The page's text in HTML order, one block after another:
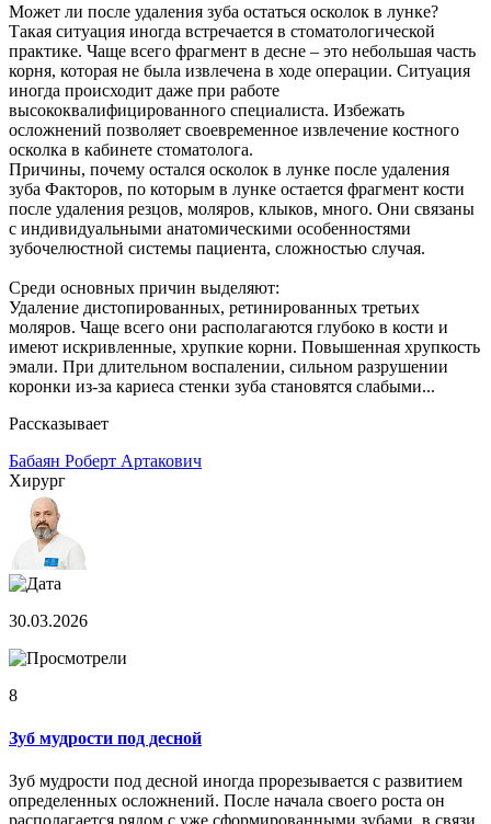
Может ли после удаления зуба остаться осколок в лунке?
Такая ситуация иногда встречается в стоматологической
практике. Чаще всего фрагмент в десне – это небольшая часть
корня, которая не была извлечена в ходе операции. Ситуация
иногда происходит даже при работе
высококвалифицированного специалиста. Избежать
осложнений позволяет своевременное извлечение костного
осколка в кабинете стоматолога.
Причины, почему остался осколок в лунке после удаления
зуба Факторов, по которым в лунке остается фрагмент кости
после удаления резцов, моляров, клыков, много. Они связаны
с индивидуальными анатомическими особенностями
зубочелюстной системы пациента, сложностью случая.
Среди основных причин выделяют:
Удаление дистопированных, ретинированных третьих
моляров. Чаще всего они располагаются глубоко в кости и
имеют искривленные, хрупкие корни. Повышенная хрупкость
эмали. При длительном воспалении, сильном разрушении
коронки из-за кариеса стенки зуба становятся слабыми...
Рассказывает
Бабаян Роберт Артакович
Хирург
30.03.2026
8
Зуб мудрости под десной
Зуб мудрости под десной иногда прорезывается с развитием
определенных осложнений. После начала своего роста он